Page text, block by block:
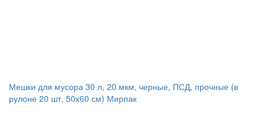
Мешки для мусора 30 л, 20 мкм, черные, ПСД, прочные (в
рулоне 20 шт, 50х60 см) Мирпак